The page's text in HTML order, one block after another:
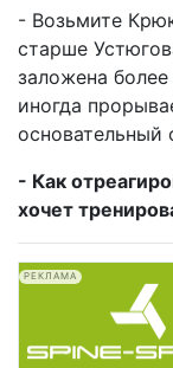
- Возьмите
старше
заложена
иногда
основательный
- Как
хочет
РЕКЛАМА